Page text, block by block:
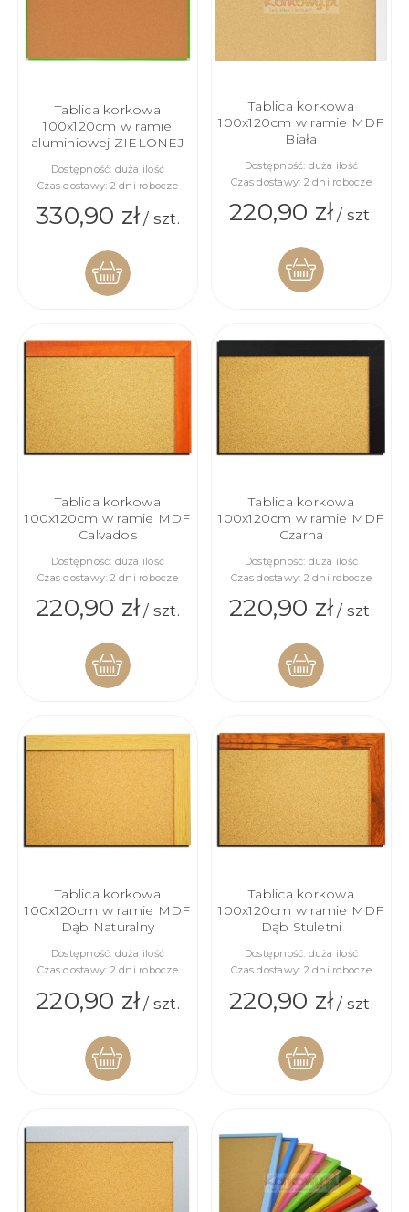
Tablica korkowa
100x120cm w ramie
aluminiowej ZIELONEJ
Dostępność: duża ilość
Czas dostawy: 2 dni robocze
330,90 zł/ szt.
KOSZYKA
Tablica korkowa
100x120cm w ramie MDF
Biała
Dostępność: duża ilość
Czas dostawy: 2 dni robocze
220,90 zł/ szt.
KOSZYKA
Tablica korkowa
100x120cm w ramie MDF
Calvados
Dostępność: duża ilość
Czas dostawy: 2 dni robocze
220,90 zł/ szt.
KOSZYKA
Tablica korkowa
100x120cm w ramie MDF
Czarna
Dostępność: duża ilość
Czas dostawy: 2 dni robocze
220,90 zł/ szt.
KOSZYKA
Tablica korkowa
100x120cm w ramie MDF
Dąb Naturalny
Dostępność: duża ilość
Czas dostawy: 2 dni robocze
220,90 zł/ szt.
KOSZYKA
Tablica korkowa
100x120cm w ramie MDF
Dąb Stuletni
Dostępność: duża ilość
Czas dostawy: 2 dni robocze
220,90 zł/ szt.
KOSZYKA